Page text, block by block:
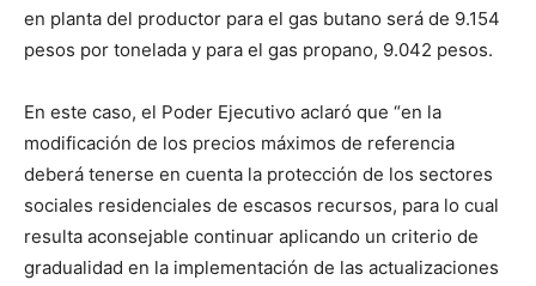
en planta del productor para el gas butano será de 9.154
pesos por tonelada y para el gas propano, 9.042 pesos.
En este caso, el Poder Ejecutivo aclaró que “en la
modificación de los precios máximos de referencia
deberá tenerse en cuenta la protección de los sectores
sociales residenciales de escasos recursos, para lo cual
resulta aconsejable continuar aplicando un criterio de
gradualidad en la implementación de las actualizaciones